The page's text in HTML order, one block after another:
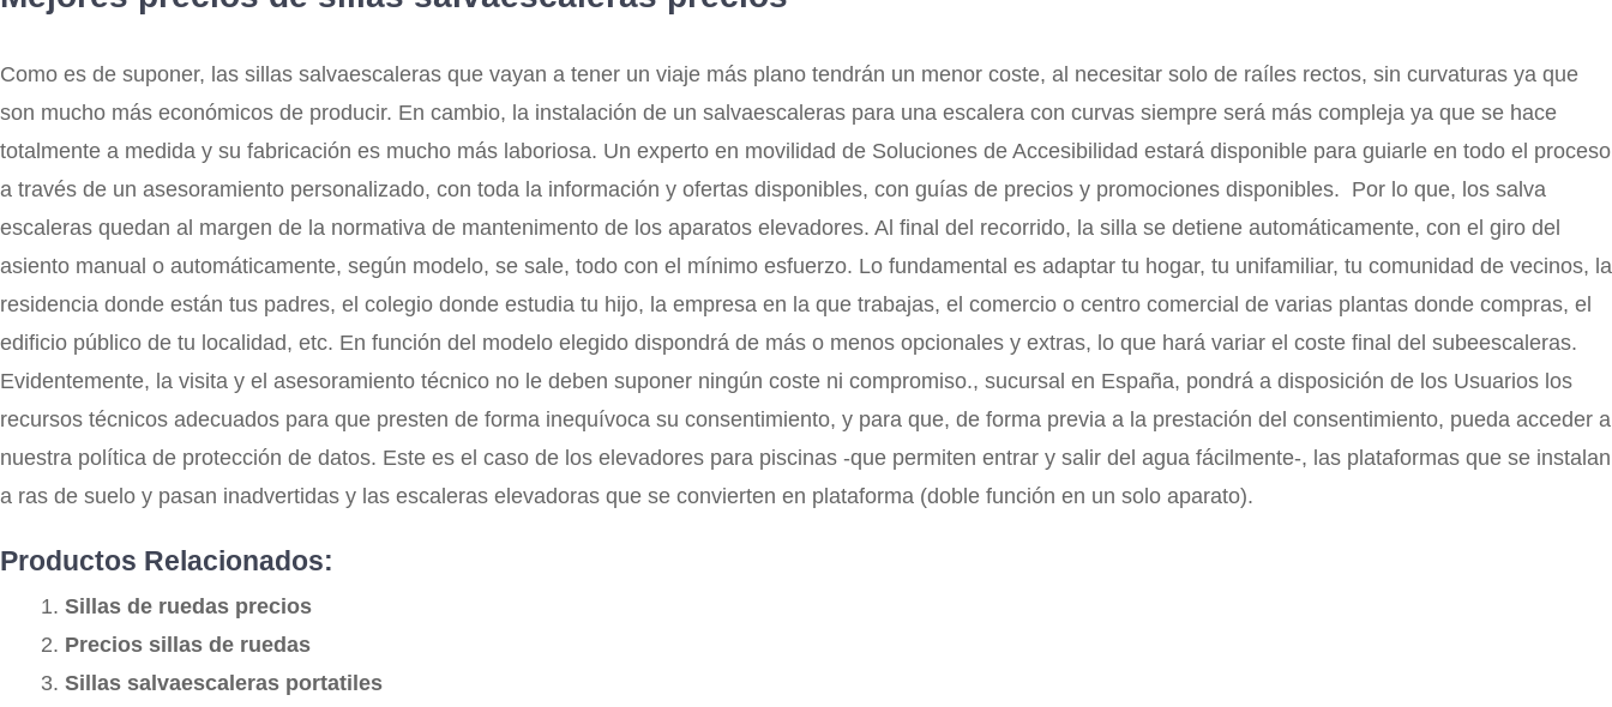
Como es de suponer, las sillas salvaescaleras que vayan a tener un viaje más plano tendrán un menor coste, al necesitar solo de raíles rectos, sin curvaturas ya que
son mucho más económicos de producir. En cambio, la instalación de un salvaescaleras para una escalera con curvas siempre será más compleja ya que se hace
totalmente a medida y su fabricación es mucho más laboriosa. Un experto en movilidad de Soluciones de Accesibilidad estará disponible para guiarle en todo el proceso
a través de un asesoramiento personalizado, con toda la información y ofertas disponibles, con guías de precios y promociones disponibles. Por lo que, los salva
escaleras quedan al margen de la normativa de mantenimento de los aparatos elevadores. Al final del recorrido, la silla se detiene automáticamente, con el giro del
asiento manual o automáticamente, según modelo, se sale, todo con el mínimo esfuerzo. Lo fundamental es adaptar tu hogar, tu unifamiliar, tu comunidad de vecinos, la
residencia donde están tus padres, el colegio donde estudia tu hijo, la empresa en la que trabajas, el comercio o centro comercial de varias plantas donde compras, el
edificio público de tu localidad, etc. En función del modelo elegido dispondrá de más o menos opcionales y extras, lo que hará variar el coste final del subeescaleras.
Evidentemente, la visita y el asesoramiento técnico no le deben suponer ningún coste ni compromiso., sucursal en España, pondrá a disposición de los Usuarios los
recursos técnicos adecuados para que presten de forma inequívoca su consentimiento, y para que, de forma previa a la prestación del consentimiento, pueda acceder a
nuestra política de protección de datos. Este es el caso de los elevadores para piscinas -que permiten entrar y salir del agua fácilmente-, las plataformas que se instalan
a ras de suelo y pasan inadvertidas y las escaleras elevadoras que se convierten en plataforma (doble función en un solo aparato).
Productos Relacionados:
Sillas de ruedas precios
Precios sillas de ruedas
Sillas salvaescaleras portatiles